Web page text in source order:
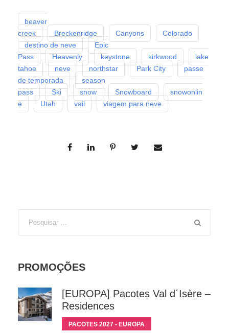
beaver
creek
Breckenridge Canyons
Colorado
destino de neve
Epic
Pass
Heavenly keystone kirkwood
lake
tahoe
neve northstar Park City
passe
de temporada
season
pass
Ski snow Snowboard
snowonlin
e
Utah vail viagem para neve
PROMOÇÕES
[EUROPA] Pacotes Val d´Isère –
Residences
PACOTES 2027 - EUROPA